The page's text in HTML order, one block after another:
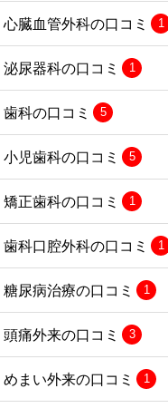
心臓血管外科の口コミ 1
泌尿器科の口コミ 1
歯科の口コミ 5
小児歯科の口コミ 5
矯正歯科の口コミ 1
歯科口腔外科の口コミ 1
糖尿病治療の口コミ 1
頭痛外来の口コミ 3
めまい外来の口コミ 1